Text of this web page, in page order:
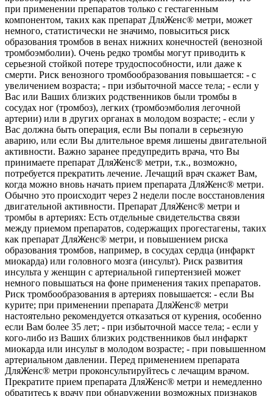
при применении препаратов только с гестагенным
компонентом, таких как препарат ДляЖенс® метри, может
немного, статистически не значимо, повыситься риск
образования тромбов в венах нижних конечностей (венозной
тромбоэмболии). Очень редко тромбы могут приводить к
серьезной стойкой потере трудоспособности, или даже к
смерти. Риск венозного тромбообразования повышается: - с
увеличением возраста; - при избыточной массе тела; - если у
Вас или Ваших близких родственников были тромбы в
сосудах ног (тромбоз), легких (тромбоэмболия легочной
артерии) или в других органах в молодом возрасте; - если у
Вас должна быть операция, если Вы попали в серьезную
аварию, или если Вы длительное время лишены двигательной
активности. Важно заранее предупредить врача, что Вы
принимаете препарат ДляЖенс® метри, т.к., возможно,
потребуется прекратить лечение. Лечащий врач скажет Вам,
когда можно вновь начать прием препарата ДляЖенс® метри.
Обычно это происходит через 2 недели после восстановления
двигательной активности. Препарат ДляЖенс® метри и
тромбы в артериях: Есть отдельные свидетельства связи
между приемом препаратов, содержащих прогестагены, таких
как препарат ДляЖенс® метри, и повышением риска
образования тромбов, например, в сосудах сердца (инфаркт
миокарда) или головного мозга (инсульт). Риск развития
инсульта у женщин с артериальной гипертензией может
немного повышаться на фоне применения таких препаратов.
Риск тромбообразования в артериях повышается: - если Вы
курите; при применении препарата ДляЖенс® метри
настоятельно рекомендуется отказаться от курения, особенно
если Вам более 35 лет; - при избыточной массе тела; - если у
кого-либо из Ваших близких родственников был инфаркт
миокарда или инсульт в молодом возрасте; - при повышенном
артериальном давлении. Перед применением препарата
ДляЖенс® метри проконсультируйтесь с лечащим врачом.
Прекратите прием препарата ДляЖенс® метри и немедленно
обратитесь к врачу при обнаружении возможных признаков